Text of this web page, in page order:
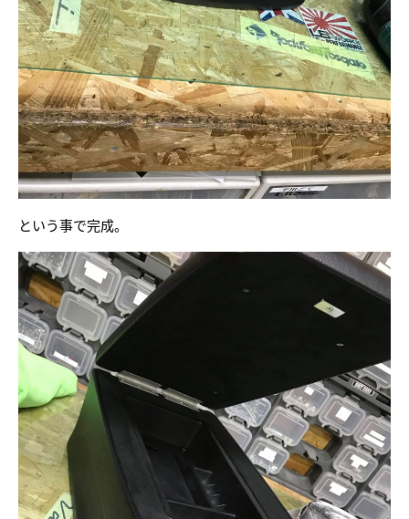
という事で完成。